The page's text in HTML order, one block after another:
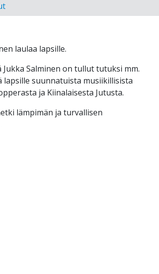
laulaa lapsille.
Salminen on tullut tutuksi mm.
lapsille suunnatuista musiikillisista
ja Kiinalaisesta Jutusta.
lämpimän ja turvallisen